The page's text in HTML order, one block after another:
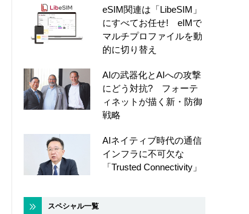
eSIM関連は「LibeSIM」
にすべてお任せ! eIMで
マルチプロファイルを動
的に切り替え
AIの武器化とAIへの攻撃
にどう対抗? フォーテ
ィネットが描く新・防御
戦略
AIネイティブ時代の通信
インフラに不可欠な
「Trusted Connectivity」
スペシャル一覧